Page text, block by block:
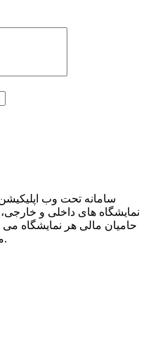
سامانه تحت وب اپلیکیشن
نمایشگاه های داخلی و
حامیان مالی هر نمایشگاه
مشارکت کنندگان نیز میسر می باشد.